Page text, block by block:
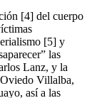
[4] del cuerpo
[5] y
las
Lanz, y la
Villalba,
así a las